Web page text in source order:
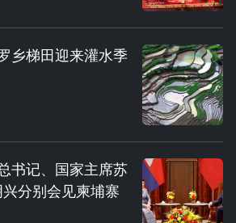
乡梯田迎来灌水季
书记、国家主席苏
分别会见柬埔寨